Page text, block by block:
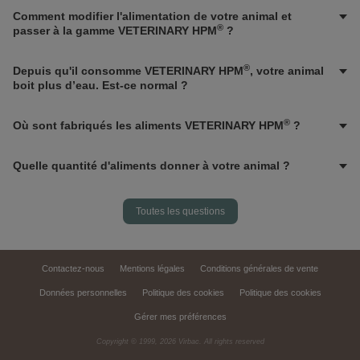
Comment modifier l'alimentation de votre animal et
passer à la gamme VETERINARY HPM® ?
Depuis qu'il consomme VETERINARY HPM®, votre animal
boit plus d’eau. Est-ce normal ?
Où sont fabriqués les aliments VETERINARY HPM® ?
Quelle quantité d'aliments donner à votre animal ?
Toutes les questions
Contactez-nous Mentions légales Conditions générales de vente
Données personnelles Politique des cookies Politique des cookies
Gérer mes préférences
Copyright © 1999, 2026 Virbac. All rights reserved